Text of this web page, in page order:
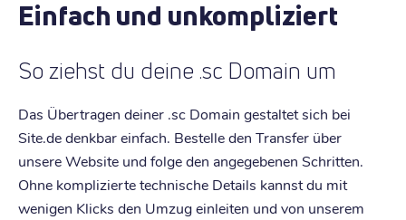
Einfach und unkompliziert
So ziehst du deine .sc Domain um
Das Übertragen deiner .sc Domain gestaltet sich bei
Site.de denkbar einfach. Bestelle den Transfer über
unsere Website und folge den angegebenen Schritten.
Ohne komplizierte technische Details kannst du mit
wenigen Klicks den Umzug einleiten und von unserem